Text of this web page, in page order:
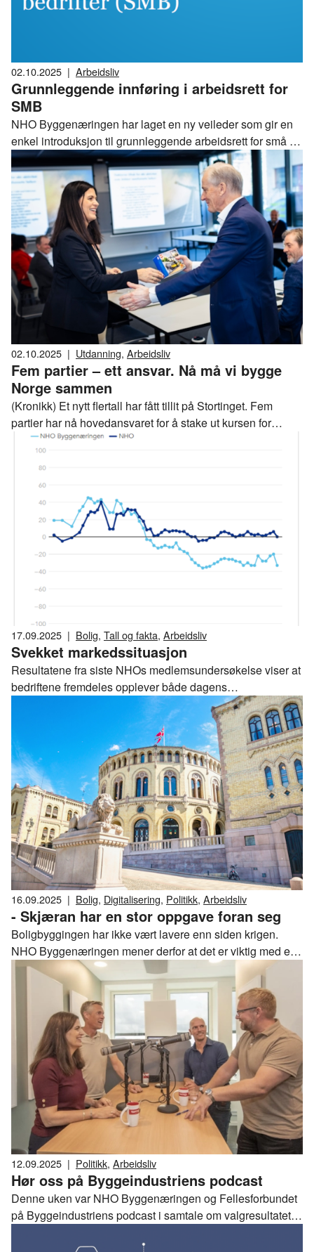
02.10.2025 | Arbeidsliv
Grunnleggende innføring i arbeidsrett for
SMB
NHO Byggenæringen har laget en ny veileder som gir en
enkel introduksjon til grunnleggende arbeidsrett for små og
mellomstore bedrifter.
02.10.2025 | Utdanning, Arbeidsliv
Fem partier – ett ansvar. Nå må vi bygge
Norge sammen
(Kronikk) Et nytt flertall har fått tillit på Stortinget. Fem
partier har nå hovedansvaret for å stake ut kursen for
landet. Dette flertallet har et stort ansvar for at handling
settes foran krangling.
17.09.2025 | Bolig, Tall og fakta, Arbeidsliv
Svekket markedssituasjon
Resultatene fra siste NHOs medlemsundersøkelse viser at
bedriftene fremdeles opplever både dagens
markedssituasjon og markedsutsiktene som svært
16.09.2025 | Bolig, Digitalisering, Politikk, Arbeidsliv
- Skjæran har en stor oppgave foran seg
Boligbyggingen har ikke vært lavere enn siden krigen.
NHO Byggenæringen mener derfor at det er viktig med en
handlekraftig kommunalminister.
12.09.2025 | Politikk, Arbeidsliv
Hør oss på Byggeindustriens podcast
Denne uken var NHO Byggenæringen og Fellesforbundet
på Byggeindustriens podcast i samtale om valgresultatet